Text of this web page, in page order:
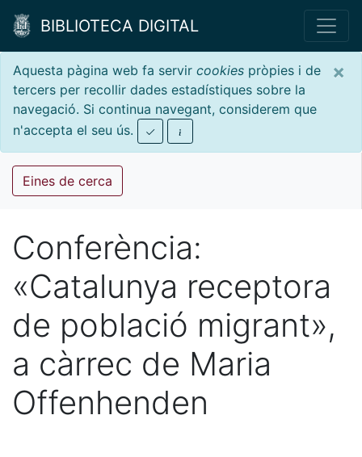
BIBLIOTECA DIGITAL
×
Aquesta pàgina web fa servir cookies pròpies i de
tercers per recollir dades estadístiques sobre la
navegació. Si continua navegant, considerem que
n'accepta el seu ús.
Eines de cerca
Conferència:
«Catalunya receptora
de població migrant»,
a càrrec de Maria
Offenhenden